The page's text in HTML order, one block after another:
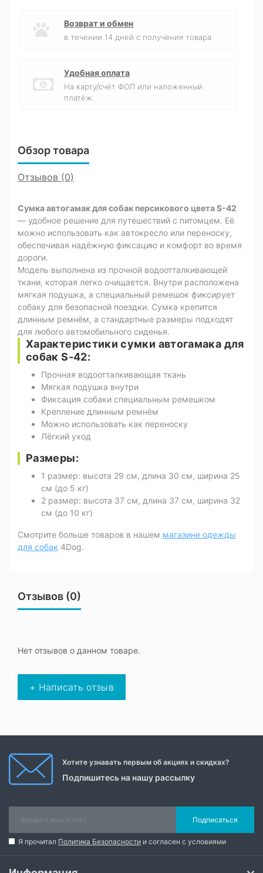
Возврат и обмен
в течении 14 дней с получения товара
Удобная оплата
На карту/счёт ФОП или наложенный
платёж.
Обзор товара
Отзывов (0)
Сумка автогамак для собак персикового цвета S-42
— удобное решение для путешествий с питомцем. Её
можно использовать как автокресло или переноску,
обеспечивая надёжную фиксацию и комфорт во время
дороги.
Модель выполнена из прочной водоотталкивающей
ткани, которая легко очищается. Внутри расположена
мягкая подушка, а специальный ремешок фиксирует
собаку для безопасной поездки. Сумка крепится
длинным ремнём, а стандартные размеры подходят
для любого автомобильного сиденья.
Характеристики сумки автогамака для
собак S-42:
Прочная водоотталкивающая ткань
Мягкая подушка внутри
Фиксация собаки специальным ремешком
Крепление длинным ремнём
Можно использовать как переноску
Лёгкий уход
Размеры:
1 размер: высота 29 см, длина 30 см, ширина 25
см (до 5 кг)
2 размер: высота 37 см, длина 37 см, ширина 32
см (до 10 кг)
Смотрите больше товаров в нашем магазине одежды
для собак 4Dog.
Отзывов (0)
Нет отзывов о данном товаре.
+ Написать отзыв
Хотите узнавать первым об акциях и скидках?
Подпишитесь на нашу рассылку
Подписаться
Я прочитал Политика Безопасности и согласен с условиями